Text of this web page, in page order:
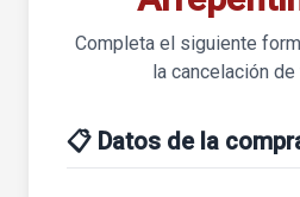
Completa el siguiente
la cancelación
📋 Datos de la